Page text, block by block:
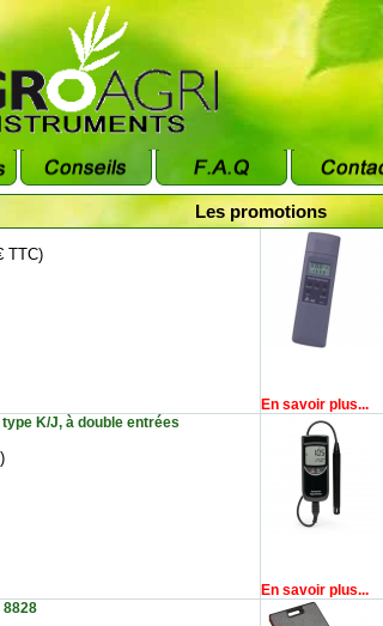
Les promotions
TTC)
En savoir plus...
K/J, à double entrées
En savoir plus...
8828